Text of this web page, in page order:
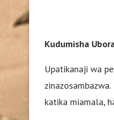
Kudumisha
Upatikanaji wa
katika miamala,